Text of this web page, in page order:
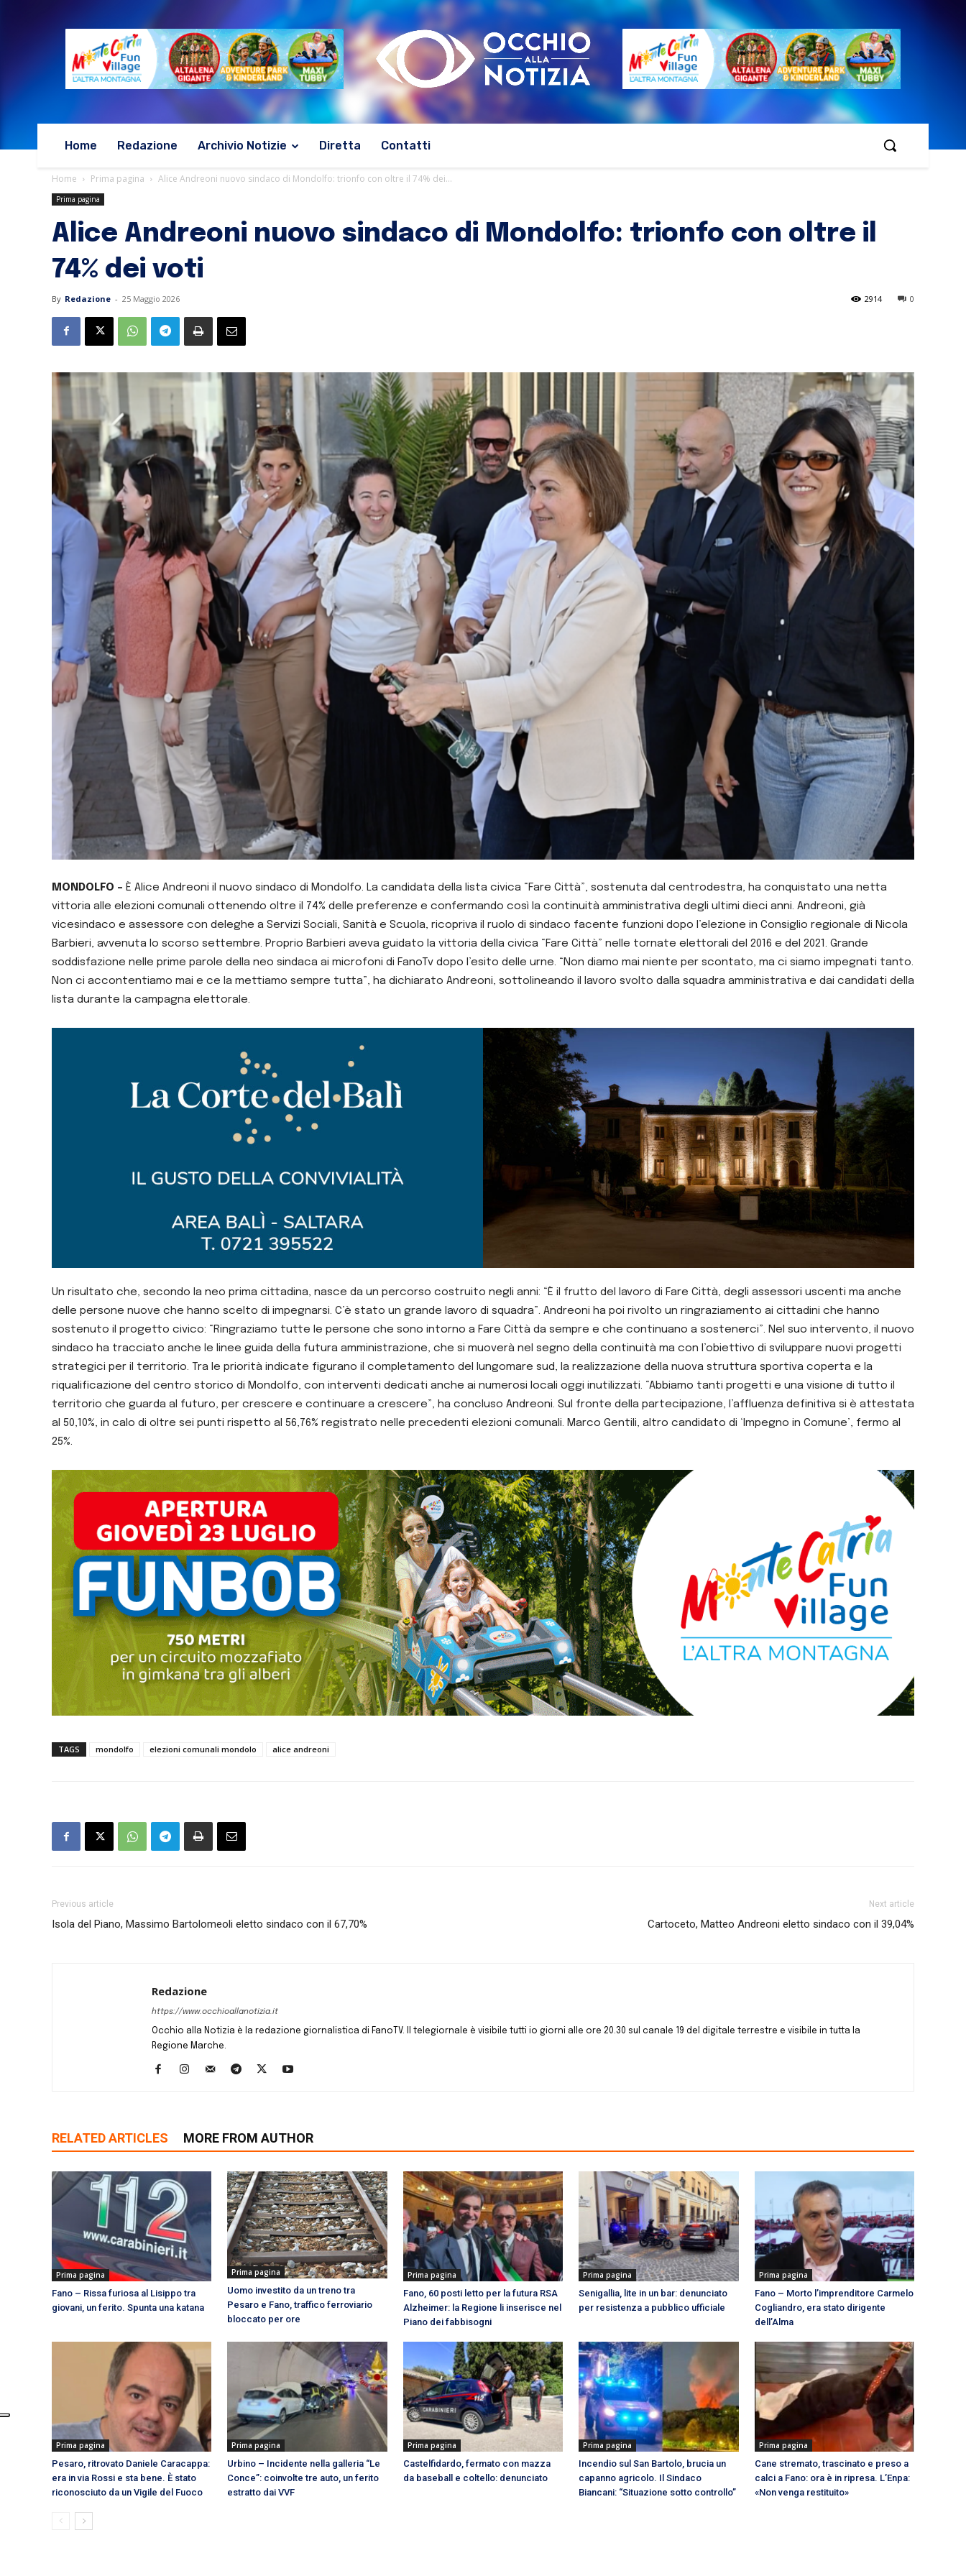
Home Redazione Archivio Notizie Diretta Contatti
Home Prima pagina Alice Andreoni nuovo sindaco di Mondolfo: trionfo con oltre il 74% dei...
Prima pagina
Alice Andreoni nuovo sindaco di Mondolfo: trionfo con oltre il
74% dei voti
By Redazione - 25 Maggio 2026 0
2914
MONDOLFO – È Alice Andreoni il nuovo sindaco di Mondolfo. La candidata della lista civica “Fare Città”, sostenuta dal centrodestra, ha conquistato una netta
vittoria alle elezioni comunali ottenendo oltre il 74% delle preferenze e confermando così la continuità amministrativa degli ultimi dieci anni. Andreoni, già
vicesindaco e assessore con deleghe a Servizi Sociali, Sanità e Scuola, ricopriva il ruolo di sindaco facente funzioni dopo l’elezione in Consiglio regionale di Nicola
Barbieri, avvenuta lo scorso settembre. Proprio Barbieri aveva guidato la vittoria della civica “Fare Città” nelle tornate elettorali del 2016 e del 2021. Grande
soddisfazione nelle prime parole della neo sindaca ai microfoni di FanoTv dopo l’esito delle urne. “Non diamo mai niente per scontato, ma ci siamo impegnati tanto.
Non ci accontentiamo mai e ce la mettiamo sempre tutta”, ha dichiarato Andreoni, sottolineando il lavoro svolto dalla squadra amministrativa e dai candidati della
lista durante la campagna elettorale.
Un risultato che, secondo la neo prima cittadina, nasce da un percorso costruito negli anni: “È il frutto del lavoro di Fare Città, degli assessori uscenti ma anche
delle persone nuove che hanno scelto di impegnarsi. C’è stato un grande lavoro di squadra”. Andreoni ha poi rivolto un ringraziamento ai cittadini che hanno
sostenuto il progetto civico: “Ringraziamo tutte le persone che sono intorno a Fare Città da sempre e che continuano a sostenerci”. Nel suo intervento, il nuovo
sindaco ha tracciato anche le linee guida della futura amministrazione, che si muoverà nel segno della continuità ma con l’obiettivo di sviluppare nuovi progetti
strategici per il territorio. Tra le priorità indicate figurano il completamento del lungomare sud, la realizzazione della nuova struttura sportiva coperta e la
riqualificazione del centro storico di Mondolfo, con interventi dedicati anche ai numerosi locali oggi inutilizzati. “Abbiamo tanti progetti e una visione di tutto il
territorio che guarda al futuro, per crescere e continuare a crescere”, ha concluso Andreoni. Sul fronte della partecipazione, l’affluenza definitiva si è attestata
al 50,10%, in calo di oltre sei punti rispetto al 56,76% registrato nelle precedenti elezioni comunali. Marco Gentili, altro candidato di ‘Impegno in Comune’, fermo al
25%.
TAGS mondolfo elezioni comunali mondolo alice andreoni
Previous article
Isola del Piano, Massimo Bartolomeoli eletto sindaco con il 67,70%
Next article
Cartoceto, Matteo Andreoni eletto sindaco con il 39,04%
Redazione
https://www.occhioallanotizia.it
Occhio alla Notizia è la redazione giornalistica di FanoTV. Il telegiornale è visibile tutti io giorni alle ore 20.30 sul canale 19 del digitale terrestre e visibile in tutta la
Regione Marche.
RELATED ARTICLES MORE FROM AUTHOR
Prima pagina
Fano – Rissa furiosa al Lisippo tra
giovani, un ferito. Spunta una katana
Prima pagina
Uomo investito da un treno tra
Pesaro e Fano, traffico ferroviario
bloccato per ore
Prima pagina
Fano, 60 posti letto per la futura RSA
Alzheimer: la Regione li inserisce nel
Piano dei fabbisogni
Prima pagina
Senigallia, lite in un bar: denunciato
per resistenza a pubblico ufficiale
Prima pagina
Fano – Morto l’imprenditore Carmelo
Cogliandro, era stato dirigente
dell’Alma
Prima pagina
Pesaro, ritrovato Daniele Caracappa:
era in via Rossi e sta bene. È stato
riconosciuto da un Vigile del Fuoco
Prima pagina
Urbino – Incidente nella galleria “Le
Conce”: coinvolte tre auto, un ferito
estratto dai VVF
Prima pagina
Castelfidardo, fermato con mazza
da baseball e coltello: denunciato
Prima pagina
Incendio sul San Bartolo, brucia un
capanno agricolo. Il Sindaco
Biancani: “Situazione sotto controllo”
Prima pagina
Cane stremato, trascinato e preso a
calci a Fano: ora è in ripresa. L’Enpa:
«Non venga restituito»